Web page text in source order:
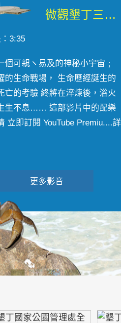
微觀墾丁三部曲 重生....
3:35
個可親ヽ易及的神秘小宇宙﹔
的生命戰場， 生命歷經誕生的
亡的考驗 終將在淬煉後，浴火
生不息…… 這部影片中的配樂
立即訂閱 YouTube Premiu....詳
更多影音